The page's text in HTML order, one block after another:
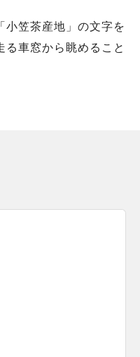
小笠茶産地」の文字を
車窓から眺めること